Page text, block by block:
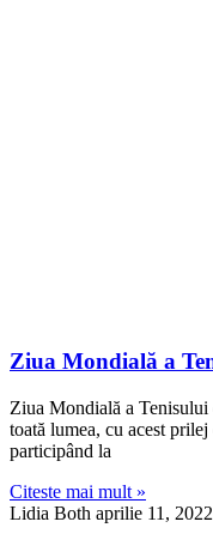
Ziua Mondială a
Ziua Mondială a Tenisului
toată lumea, cu acest
participând la
Citeste mai mult »
Lidia Both aprilie 11, 2022